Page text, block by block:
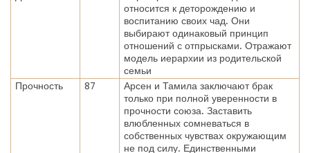
относится к деторождению и
воспитанию своих чад. Они
выбирают одинаковый принцип
отношений с отпрысками. Отражают
модель иерархии из родительской
семьи
Прочность
87
Арсен и Тамила заключают брак
только при полной уверенности в
прочности союза. Заставить
влюбленных сомневаться в
собственных чувствах окружающим
не под силу. Единственными